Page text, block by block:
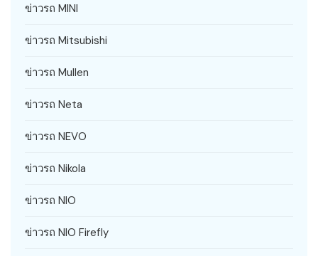
ข่าวรถ MINI
ข่าวรถ Mitsubishi
ข่าวรถ Mullen
ข่าวรถ Neta
ข่าวรถ NEVO
ข่าวรถ Nikola
ข่าวรถ NIO
ข่าวรถ NIO Firefly